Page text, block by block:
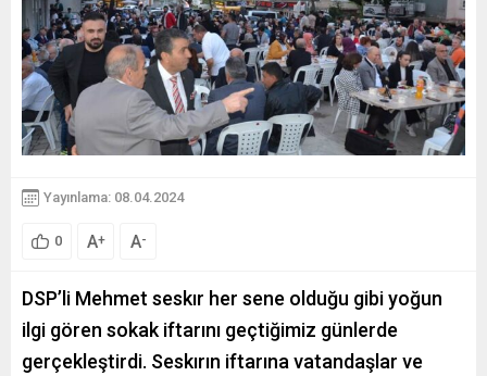
Yayınlama: 08.04.2024
0 A+ A-
DSP’li Mehmet seskır her sene olduğu gibi yoğun
ilgi gören sokak iftarını geçtiğimiz günlerde
gerçekleştirdi. Seskırın iftarına vatandaşlar ve